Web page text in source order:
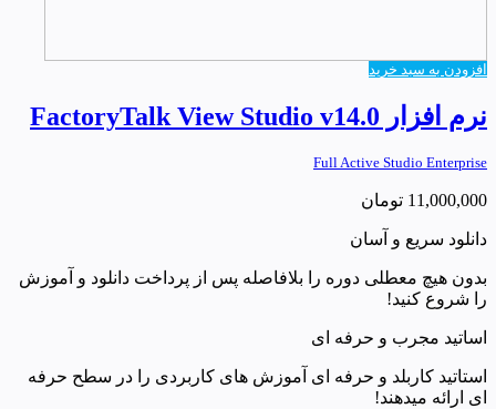
افزودن به سبد خرید
نرم افزار FactoryTalk View Studio v14.0
Full Active Studio Enterprise
11,000,000 تومان
دانلود سریع و آسان
بدون هیچ معطلی دوره را بلافاصله پس از پرداخت دانلود و آموزش
را شروع کنید!
اساتید مجرب و حرفه ای
استاتید کاربلد و حرفه ای آموزش های کاربردی را در سطح حرفه
ای ارائه میدهند!